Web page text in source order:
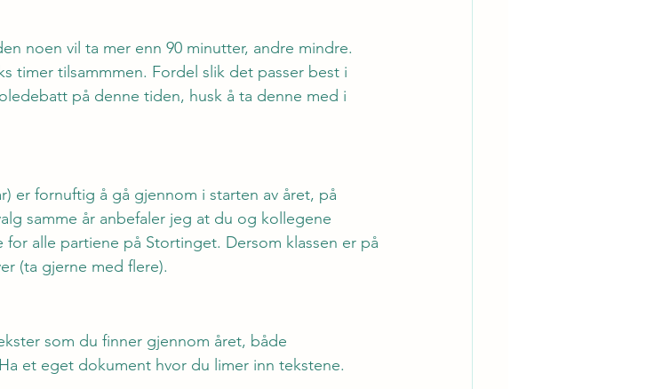
noen vil ta mer enn 90 minutter, andre mindre.
timer tilsammmen. Fordel slik det passer best i
på denne tiden, husk å ta denne med i
er fornuftig å gå gjennom i starten av året, på
samme år anbefaler jeg at du og kollegene
alle partiene på Stortinget. Dersom klassen er på
(ta gjerne med flere).
som du finner gjennom året, både
et eget dokument hvor du limer inn tekstene.